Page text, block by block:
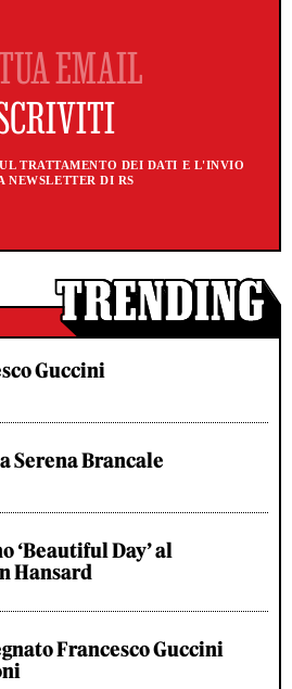
TRATTAMENTO DEI DATI E L'INVIO
NEWSLETTER DI RS
Guccini
Serena Brancale
‘Beautiful Day’ al
Hansard
Francesco Guccini